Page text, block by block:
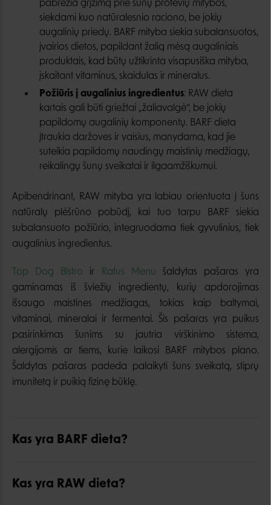
pabrėžia grįžimą prie šunų protėvių mitybos,
siekdami kuo natūralesnio raciono, be jokių
augalinių priedų. BARF mityba siekia subalansuotos,
įvairios dietos, papildant žalią mėsą augaliniais
produktais, kad būtų užtikrinta visapusiška mityba,
įskaitant vitaminus, skaidulas ir mineralus.
Požiūris į augalinius ingredientus: RAW dieta
kartais gali būti griežtai „žaliavalgė“, be jokių
papildomų augalinių komponentų. BARF dieta
įtraukia daržoves ir vaisius, manydama, kad jie
suteikia papildomų naudingų maistinių medžiagų,
reikalingų šunų sveikatai ir ilgaamžiškumui.
Apibendrinant, RAW mityba yra labiau orientuota į šuns
natūralų plėšrūno pobūdį, kai tuo tarpu BARF siekia
subalansuoto požiūrio, integruodama tiek gyvulinius, tiek
augalinius ingredientus.
Top Dog Bistro ir Rafus Menu
šaldytas pašaras yra
gaminamas iš šviežių ingredientų, kurių apdorojimas
išsaugo maistines medžiagas, tokias kaip baltymai,
vitaminai, mineralai ir fermentai. Šis pašaras yra puikus
pasirinkimas šunims su jautria virškinimo sistema,
alergijomis ar tiems, kurie laikosi BARF mitybos plano.
Šaldytas pašaras padeda palaikyti šuns sveikatą, stiprų
imunitetą ir puikią fizinę būklę.
Kas yra BARF dieta?
Kas yra RAW dieta?